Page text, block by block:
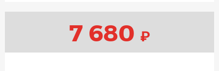
7 680 ₽